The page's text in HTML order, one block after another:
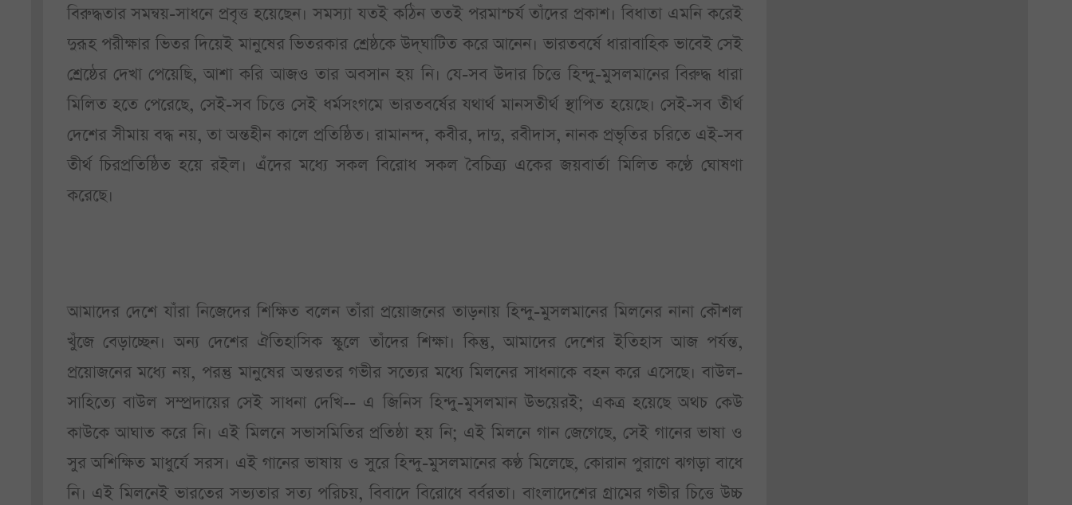
বিরুদ্ধতার সমন্বয়-সাধনে প্রবৃত্ত হয়েছেন। সমস্যা যতই কঠিন ততই পরমাশ্চর্য তাঁদের প্রকাশ। বিধাতা এমনি করেই
দুরূহ পরীক্ষার ভিতর দিয়েই মানুষের ভিতরকার শ্রেষ্ঠকে উদ্‌ঘাটিত করে আনেন। ভারতবর্ষে ধারাবাহিক ভাবেই সেই
শ্রেষ্ঠের দেখা পেয়েছি, আশা করি আজও তার অবসান হয় নি। যে-সব উদার চিত্তে হিন্দু-মুসলমানের বিরুদ্ধ ধারা
মিলিত হতে পেরেছে, সেই-সব চিত্তে সেই ধর্মসংগমে ভারতবর্ষের যথার্থ মানসতীর্থ স্থাপিত হয়েছে। সেই-সব তীর্থ
দেশের সীমায় বদ্ধ নয়, তা অন্তহীন কালে প্রতিষ্ঠিত। রামানন্দ, কবীর, দাদু, রবীদাস, নানক প্রভৃতির চরিতে এই-সব
তীর্থ চিরপ্রতিষ্ঠিত হয়ে রইল। এঁদের মধ্যে সকল বিরোধ সকল বৈচিত্র্য একের জয়বার্তা মিলিত কণ্ঠে ঘোষণা
করেছে।
আমাদের দেশে যাঁরা নিজেদের শিক্ষিত বলেন তাঁরা প্রয়োজনের তাড়নায় হিন্দু-মুসলমানের মিলনের নানা কৌশল
খুঁজে বেড়াচ্ছেন। অন্য দেশের ঐতিহাসিক স্কুলে তাঁদের শিক্ষা। কিন্তু, আমাদের দেশের ইতিহাস আজ পর্যন্ত,
প্রয়োজনের মধ্যে নয়, পরন্তু মানুষের অন্তরতর গভীর সত্যের মধ্যে মিলনের সাধনাকে বহন করে এসেছে। বাউল-
সাহিত্যে বাউল সম্প্রদায়ের সেই সাধনা দেখি-- এ জিনিস হিন্দু-মুসলমান উভয়েরই; একত্র হয়েছে অথচ কেউ
কাউকে আঘাত করে নি। এই মিলনে সভাসমিতির প্রতিষ্ঠা হয় নি; এই মিলনে গান জেগেছে, সেই গানের ভাষা ও
সুর অশিক্ষিত মাধুর্যে সরস। এই গানের ভাষায় ও সুরে হিন্দু-মুসলমানের কণ্ঠ মিলেছে, কোরান পুরাণে ঝগড়া বাধে
নি। এই মিলনেই ভারতের সভ্যতার সত্য পরিচয়, বিবাদে বিরোধে বর্বরতা। বাংলাদেশের গ্রামের গভীর চিত্তে উচ্চ